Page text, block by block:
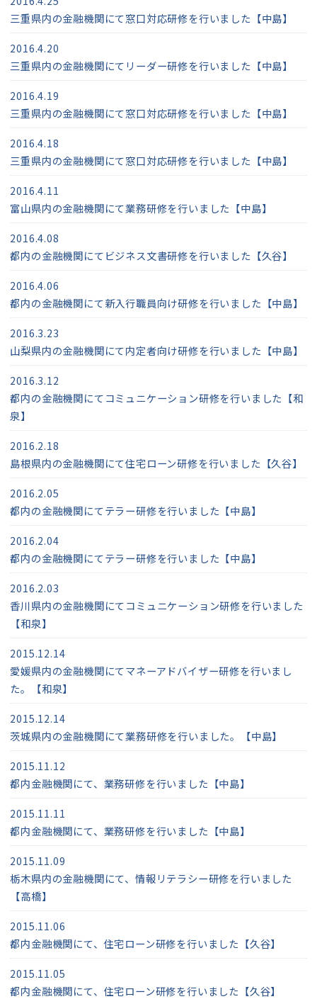
三重県内の金融機関にて窓口対応研修を行いました【中島】
三重県内の金融機関にてリーダー研修を行いました【中島】
2016.4.20
三重県内の金融機関にて窓口対応研修を行いました【中島】
2016.4.19
三重県内の金融機関にて窓口対応研修を行いました【中島】
2016.4.18
富山県内の金融機関にて業務研修を行いました【中島】
2016.4.11
都内の金融機関にてビジネス文書研修を行いました【久谷】
2016.4.08
都内の金融機関にて新入行職員向け研修を行いました【中島】
2016.4.06
山梨県内の金融機関にて内定者向け研修を行いました【中島】
2016.3.23
都内の金融機関にてコミュニケーション研修を行いました【和
泉】
2016.3.12
島根県内の金融機関にて住宅ローン研修を行いました【久谷】
2016.2.18
都内の金融機関にてテラー研修を行いました【中島】
2016.2.05
都内の金融機関にてテラー研修を行いました【中島】
2016.2.04
香川県内の金融機関にてコミュニケーション研修を行いました
【和泉】
2016.2.03
愛媛県内の金融機関にてマネーアドバイザー研修を行いまし
た。【和泉】
2015.12.14
茨城県内の金融機関にて業務研修を行いました。【中島】
2015.12.14
都内金融機関にて、業務研修を行いました【中島】
2015.11.12
都内金融機関にて、業務研修を行いました【中島】
2015.11.11
栃木県内の金融機関にて、情報リテラシー研修を行いました
【高橋】
2015.11.09
都内金融機関にて、住宅ローン研修を行いました【久谷】
2015.11.06
都内金融機関にて、住宅ローン研修を行いました【久谷】
2015.11.05